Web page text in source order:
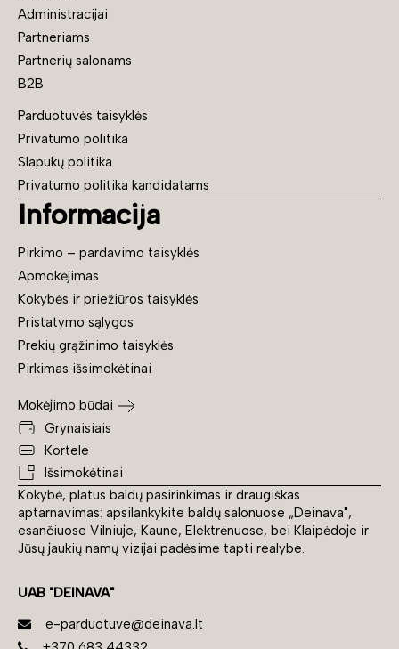
Kokybė, platus baldų pasirinkimas ir draugiškas
aptarnavimas: apsilankykite baldų salonuose „Deinava",
esančiuose Vilniuje, Kaune, Elektrėnuose, bei Klaipėdoje ir
Jūsų jaukių namų vizijai padėsime tapti realybe.
UAB "DEINAVA"
e-parduotuve@deinava.lt
Administracijai
Partneriams
Partnerių salonams
B2B
Parduotuvės taisyklės
Privatumo politika
Slapukų politika
Privatumo politika kandidatams
Informacija
Pirkimo – pardavimo taisyklės
Apmokėjimas
Kokybės ir priežiūros taisyklės
Pristatymo sąlygos
Prekių grąžinimo taisyklės
Pirkimas išsimokėtinai
Mokėjimo būdai
Grynaisiais
Kortele
Išsimokėtinai